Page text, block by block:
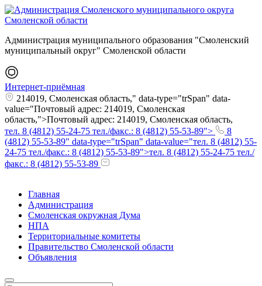
Администрация муниципального образования "Смоленский
муниципальный округ" Смоленской области
Интернет-приёмная
214019, Смоленская область," data-type="trSpan" data-
value="Почтовый адрес: 214019, Смоленская
область,">Почтовый адрес: 214019, Смоленская область,
тел. 8 (4812) 55-24-75 тел./факс.: 8 (4812) 55-53-89">
8
(4812) 55-53-89" data-type="trSpan" data-value="тел. 8 (4812) 55-
24-75 тел./факс.: 8 (4812) 55-53-89">тел. 8 (4812) 55-24-75 тел./
факс.: 8 (4812) 55-53-89
Главная
Администрация
Смоленская окружная Дума
НПА
Территориальные комитеты
Правительство Смоленской области
Объявления